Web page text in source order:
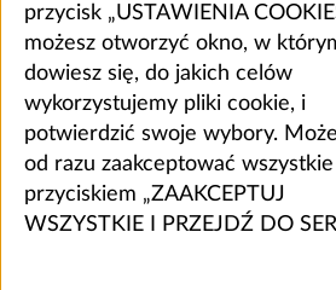
przycisk „USTAWIENIA
możesz otworzyć okno, w
dowiesz się, do jakich celów
wykorzystujemy pliki cookie, i
potwierdzić swoje wybory.
od razu zaakceptować
przyciskiem „ZAAKCEPTUJ
WSZYSTKIE I PRZEJDŹ DO